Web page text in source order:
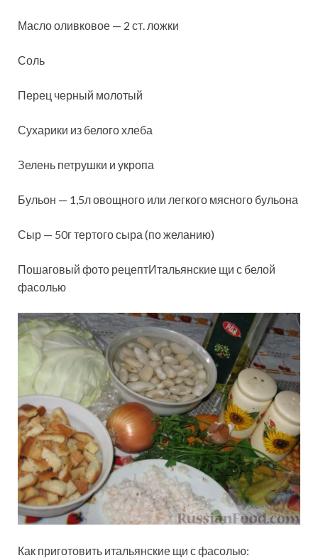
Масло оливковое — 2 ст. ложки
Соль
Перец черный молотый
Сухарики из белого хлеба
Зелень петрушки и укропа
Бульон — 1,5л овощного или легкого мясного бульона
Сыр — 50г тертого сыра (по желанию)
Пошаговый фото рецептИтальянские щи с белой
фасолью
Как приготовить итальянские щи с фасолью: